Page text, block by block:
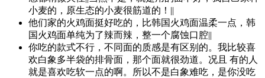
小麦的，原生态的小麦很筋道的！||
他们家的火鸡面挺好吃的，比韩国火鸡面温柔一点，韩
国火鸡面单纯为了辣而辣，整一个腐蚀口腔||
你吃的款式不行，不同面的质感是有区别的。我比较喜
欢白象多半袋的排骨面，那个面就很劲道。况且 有的人
就是喜欢吃软一点的啊。所以不是白象难吃，是你没吃